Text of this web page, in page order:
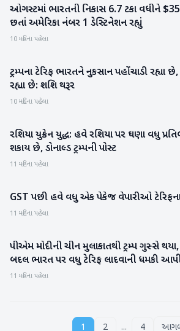
રાષ્ટ્રીય
ઓગસ્ટમાં ભારતની નિકાસ 6.7 ટકા વધીને
છતાં અમેરિકા નંબર 1 ડેસ્ટિનેશન રહ્યું
10 મહિના પહેલા
રાષ્ટ્રીય
ટ્રમ્પના ટેરિફ ભારતને નુકસાન પહોંચાડી રહ્યા
રહ્યા છે: શશિ થરૂર
10 મહિના પહેલા
આંતરરાષ્ટ્રીય
રશિયા યુક્રેન યુદ્ધ: હવે રશિયા પર ઘણા વધુ
શકાય છે, ડોનાલ્ડ ટ્રમ્પની પોસ્ટ
11 મહિના પહેલા
રાષ્ટ્રીય
GST પછી હવે વધુ એક પેકેજ વેપારીઓ
11 મહિના પહેલા
આંતરરાષ્ટ્રીય
પીએમ મોદીની ચીન મુલાકાતથી ટ્રમ્પ ગુસ્સે
બદલ ભારત પર વધુ ટેરિફ લાદવાની ધમકી
11 મહિના પહેલા
1 2 ... 4